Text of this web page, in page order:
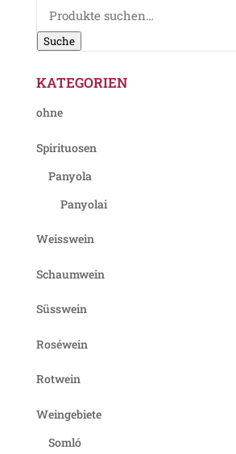
Suche
nach:
Suche
KATEGORIEN
ohne
Spirituosen
Panyola
Panyolai
Weisswein
Schaumwein
Süsswein
Roséwein
Rotwein
Weingebiete
Somló